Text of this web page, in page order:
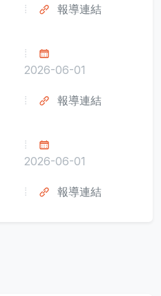
報導連結
2026-06-01
報導連結
2026-06-01
報導連結